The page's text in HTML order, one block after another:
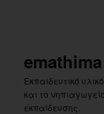
emathima
Εκπαιδευτικό
και το
εκπαίδευσης.